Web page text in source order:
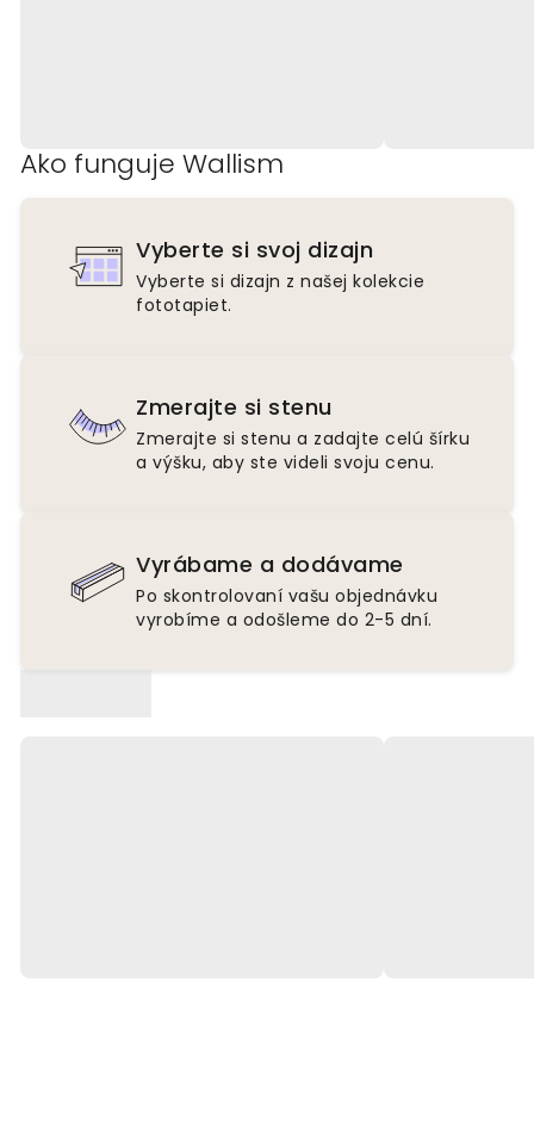
Ako funguje Wallism
Vyberte si svoj dizajn
Vyberte si dizajn z našej kolekcie
fototapiet.
Zmerajte si stenu
Zmerajte si stenu a zadajte celú šírku
a výšku, aby ste videli svoju cenu.
Vyrábame a dodávame
Po skontrolovaní vašu objednávku
vyrobíme a odošleme do 2-5 dní.